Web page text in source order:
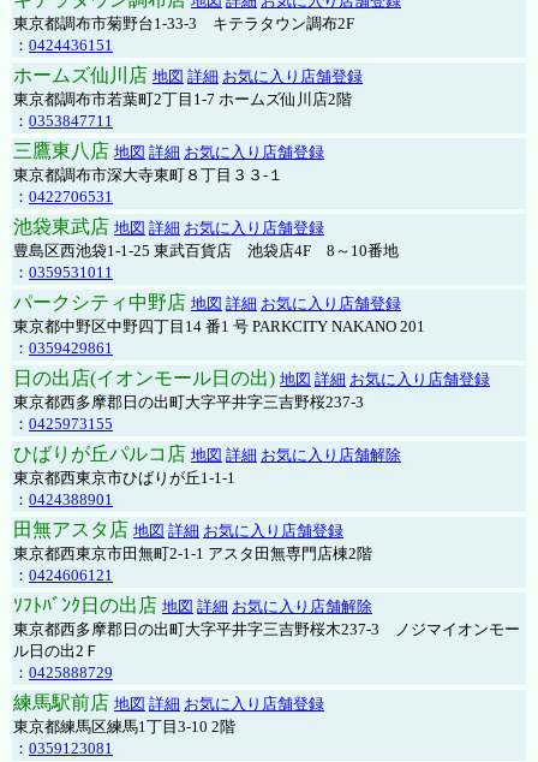
東京都調布市菊野台1-33-3 キテラタウン調布2F
： 0424436151
ホームズ仙川店 地図 詳細 お気に入り店舗登録
東京都調布市若葉町2丁目1-7 ホームズ仙川店2階
： 0353847711
三鷹東八店 地図 詳細 お気に入り店舗登録
東京都調布市深大寺東町８丁目３３-１
： 0422706531
池袋東武店 地図 詳細 お気に入り店舗登録
豊島区西池袋1-1-25 東武百貨店 池袋店4F 8～10番地
： 0359531011
パークシティ中野店 地図 詳細 お気に入り店舗登録
東京都中野区中野四丁目14 番1 号 PARKCITY NAKANO 201
： 0359429861
日の出店(イオンモール日の出) 地図 詳細 お気に入り店舗登録
東京都西多摩郡日の出町大字平井字三吉野桜237-3
： 0425973155
ひばりが丘パルコ店 地図 詳細 お気に入り店舗解除
東京都西東京市ひばりが丘1-1-1
： 0424388901
田無アスタ店 地図 詳細 お気に入り店舗登録
東京都西東京市田無町2-1-1 アスタ田無専門店棟2階
： 0424606121
ｿﾌﾄﾊﾞﾝｸ日の出店 地図 詳細 お気に入り店舗解除
東京都西多摩郡日の出町大字平井字三吉野桜木237-3 ノジマイオンモー
ル日の出2Ｆ
： 0425888729
練馬駅前店 地図 詳細 お気に入り店舗登録
東京都練馬区練馬1丁目3-10 2階
： 0359123081